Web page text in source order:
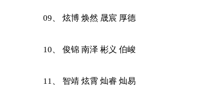
09、 炫博 焕然 晟宸 厚德
10、 俊锦 南泽 彬义 伯峻
11、 智靖 炫霄 灿睿 灿易